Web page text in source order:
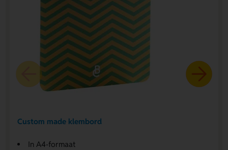
Custom made klembord
In A4-formaat